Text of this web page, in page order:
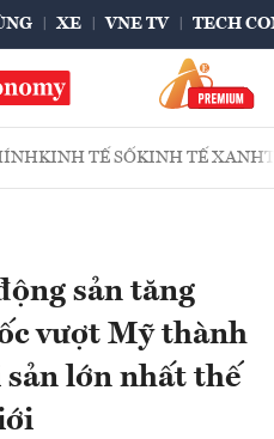
XE VNE TV TECH
KINH TẾ SỐKINH TẾ XANH
sản tăng
vượt Mỹ thành
lớn nhất thế